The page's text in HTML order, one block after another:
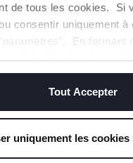
de tous les cookies. Si
consentir uniquement à
En fermant
à l'utilisation des
qui sont essentiels au
Tout Accepter
uniquement les cookies
Revendeur